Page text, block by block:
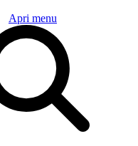
Apri menu